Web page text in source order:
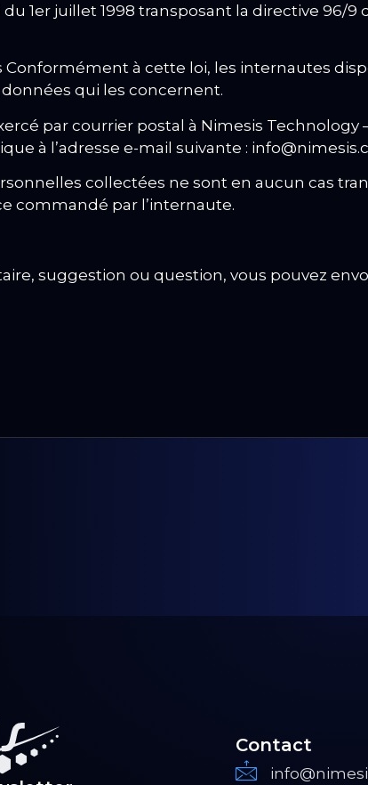
1er juillet 1998 transposant la directive 96/9
Conformément à cette loi, les internautes
qui les concernent.
par courrier postal à Nimesis Technology –
à l’adresse e-mail suivante :
collectées ne sont en aucun cas
commandé par l’internaute.
suggestion ou question, vous pouvez
Contact